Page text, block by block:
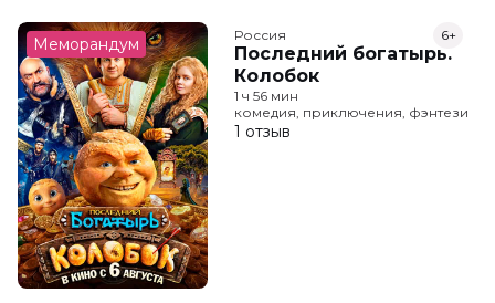
Меморандум Россия
Последний богатырь.
Колобок
6+
1 ч 56 мин
комедия, приключения, фэнтези
1 отзыв